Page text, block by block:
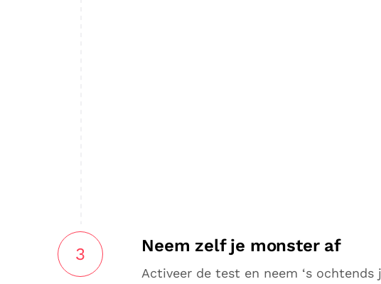
3 Neem zelf je monster af
Activeer de test en neem ‘s